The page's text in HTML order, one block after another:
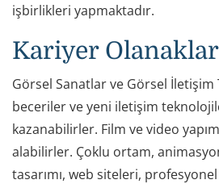
işbirlikleri yapmaktadır.
Kariyer
Görsel Sanatlar ve Görsel İletişim
beceriler ve yeni iletişim
kazanabilirler. Film ve video
alabilirler. Çoklu ortam,
tasarımı, web siteleri,